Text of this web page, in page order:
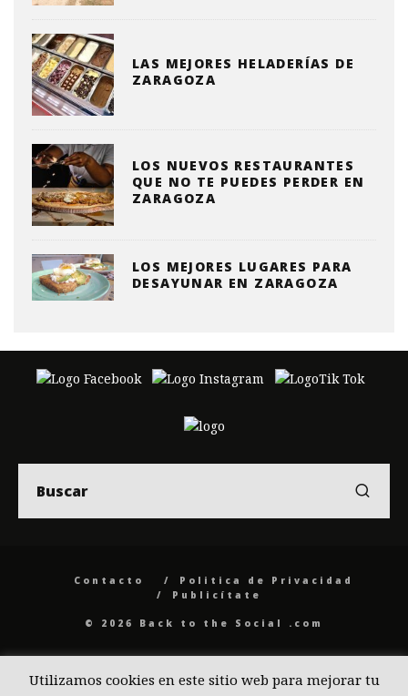
LAS MEJORES HELADERÍAS DE
ZARAGOZA
LOS NUEVOS RESTAURANTES
QUE NO TE PUEDES PERDER EN
ZARAGOZA
LOS MEJORES LUGARES PARA
DESAYUNAR EN ZARAGOZA
Contacto
Politica de Privacidad
Publicítate
© 2026 Back to the Social .com
Utilizamos cookies en este sitio web para mejorar tu